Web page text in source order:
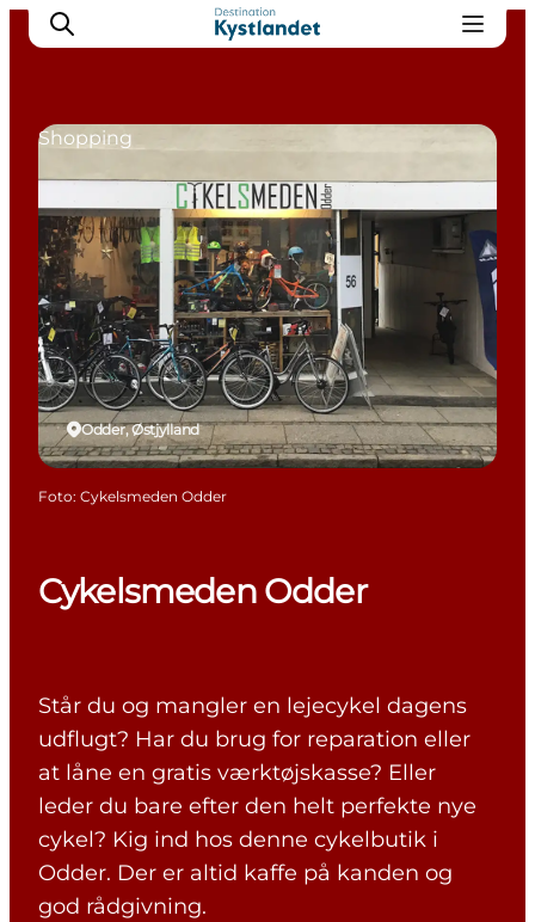
Det sker
Byer
Oplevelser
Overnatning
Køb billet
Cykelsmeden Odder
Står du og mangler en lejecykel dagens
udflugt? Har du brug for reparation eller
at låne en gratis værktøjskasse? Eller
leder du bare efter den helt perfekte nye
cykel? Kig ind hos denne cykelbutik i
Odder. Der er altid kaffe på kanden og
god rådgivning.
Odder, Østjylland
Shopping
Foto: Cykelsmeden Odder